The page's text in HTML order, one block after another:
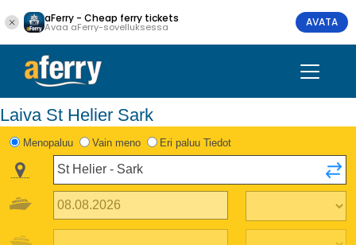
aFerry - Cheap ferry tickets
Avaa aFerry-sovelluksessa AVATA
Laiva St Helier Sark
Menopaluu Vain meno Eri paluu Tiedot